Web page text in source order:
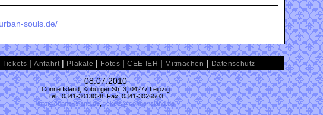
souls.de/
Tickets |Anfahrt | Plakate | Fotos |CEE IEH | Mitmachen | Datenschutz
08.07.2010
Conne Island, Koburger Str. 3, 04277 Leipzig
Tel.: 0341-3013028, Fax: 0341-3026503
info@conne-island.de,tickets@conne-island.de